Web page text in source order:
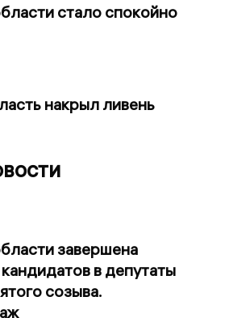
стало спокойно
накрыл ливень
завершена
в депутаты
созыва.